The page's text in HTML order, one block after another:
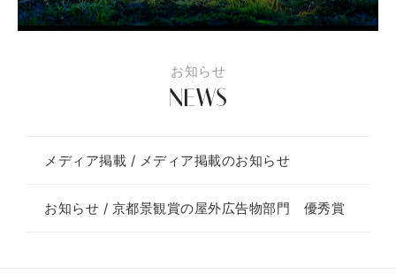
お知らせ
NEWS
メディア掲載 / メディア掲載のお知らせ
お知らせ / 京都景観賞の屋外広告物部門 優秀賞